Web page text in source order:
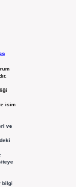
isim
ve
bilgi